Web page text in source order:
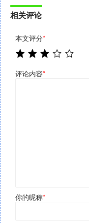
相关评论
本文评分*
评论内容*
你的昵称*